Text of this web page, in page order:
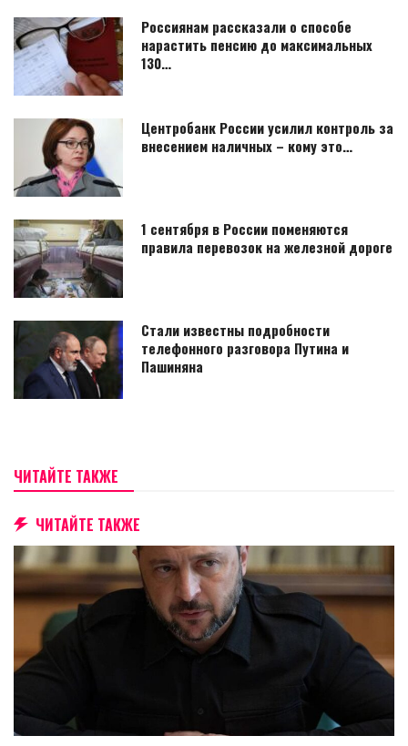
Россиянам рассказали о способе
нарастить пенсию до максимальных
130…
Центробанк России усилил контроль за
внесением наличных – кому это…
1 сентября в России поменяются
правила перевозок на железной дороге
Стали известны подробности
телефонного разговора Путина и
Пашиняна
ЧИТАЙТЕ ТАКЖЕ
ЧИТАЙТЕ ТАКЖЕ